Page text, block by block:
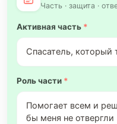
Часть · защита ·
Активная часть *
Спасатель, который
Роль части *
Помогает всем и
бы меня не отвергли